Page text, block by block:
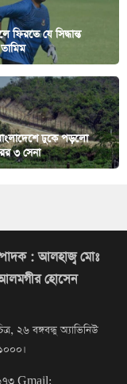
ফির‍তে যে সিদ্ধান্ত
ঢুকে পড়লো
৩ সেনা
: আলহাজ্ব মোঃ
আলমগীর হোসেন
২৬ বঙ্গবন্ধু অ্যাভিনিউ